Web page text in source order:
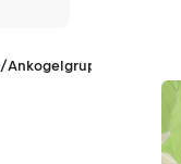
/Ankogelgruppe